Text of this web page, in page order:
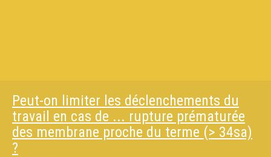
Peut-on limiter les déclenchements du
travail en cas de ... rupture prématurée
des membrane proche du terme (> 34sa)
?